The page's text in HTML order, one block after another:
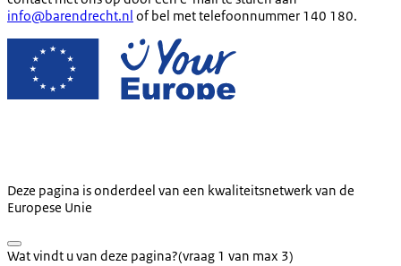
info@barendrecht.nl of bel met telefoonnummer 140 180.
Deze pagina is onderdeel van een kwaliteitsnetwerk van de
Europese Unie
Wat vindt u van deze pagina?(vraag 1 van max 3)